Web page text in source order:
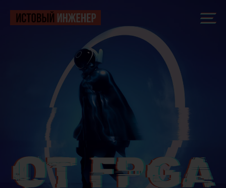
ОТ FPGA К